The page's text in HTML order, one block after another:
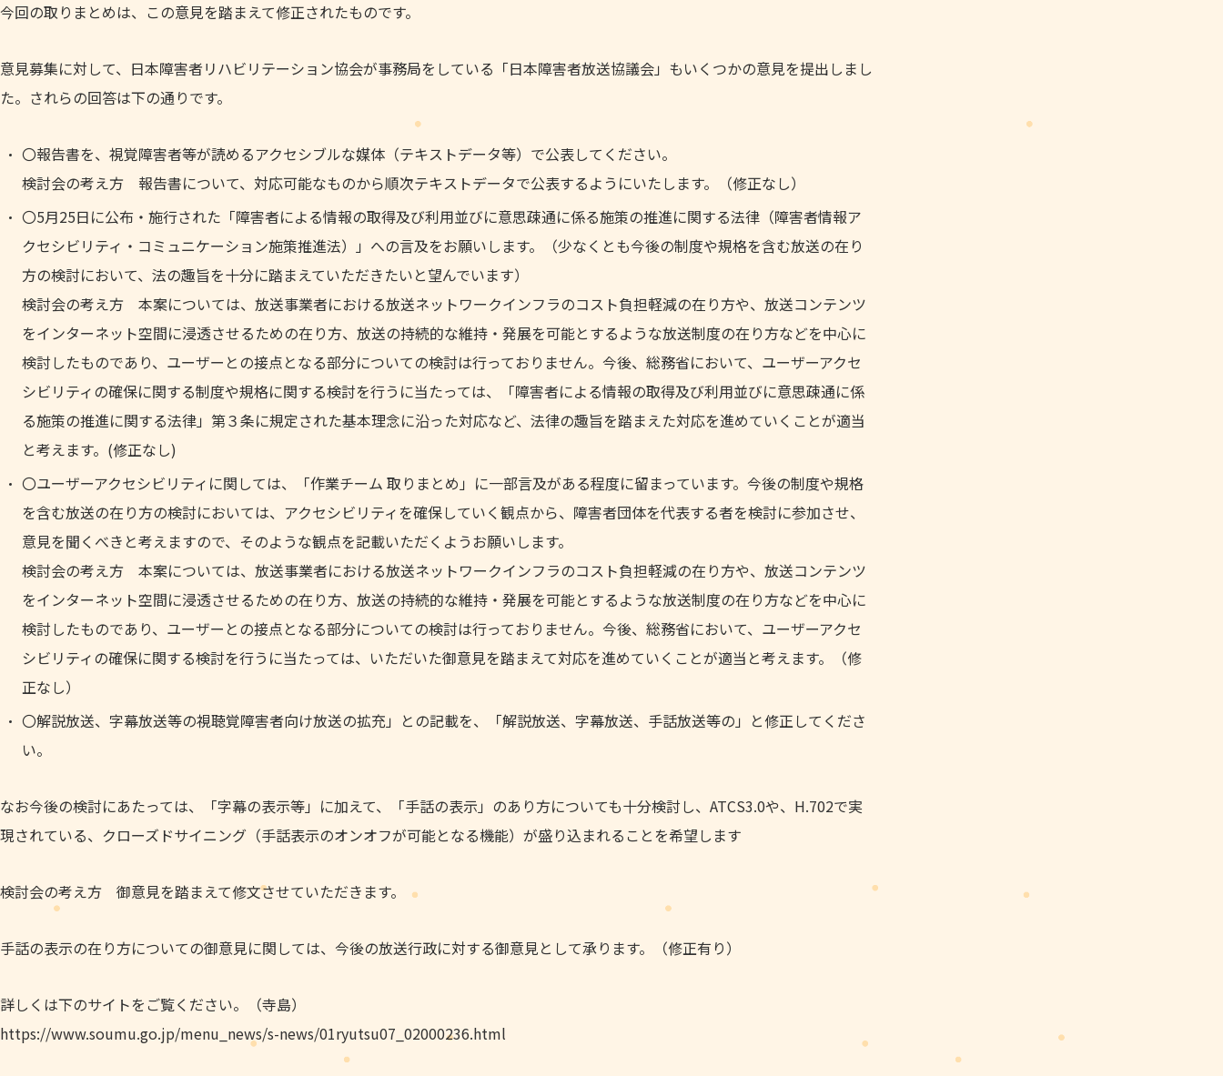
今回の取りまとめは、この意見を踏まえて修正されたものです。
意見募集に対して、日本障害者リハビリテーション協会が事務局をしている「日本障害者放送協議会」もいくつかの意見を提出しまし
た。されらの回答は下の通りです。
〇報告書を、視覚障害者等が読めるアクセシブルな媒体（テキストデータ等）で公表してください。
検討会の考え方 報告書について、対応可能なものから順次テキストデータで公表するようにいたします。（修正なし）
〇5月25日に公布・施行された「障害者による情報の取得及び利用並びに意思疎通に係る施策の推進に関する法律（障害者情報ア
クセシビリティ・コミュニケーション施策推進法）」への言及をお願いします。（少なくとも今後の制度や規格を含む放送の在り
方の検討において、法の趣旨を十分に踏まえていただきたいと望んでいます）
検討会の考え方 本案については、放送事業者における放送ネットワークインフラのコスト負担軽減の在り方や、放送コンテンツ
をインターネット空間に浸透させるための在り方、放送の持続的な維持・発展を可能とするような放送制度の在り方などを中心に
検討したものであり、ユーザーとの接点となる部分についての検討は行っておりません。今後、総務省において、ユーザーアクセ
シビリティの確保に関する制度や規格に関する検討を行うに当たっては、「障害者による情報の取得及び利用並びに意思疎通に係
る施策の推進に関する法律」第３条に規定された基本理念に沿った対応など、法律の趣旨を踏まえた対応を進めていくことが適当
と考えます。(修正なし)
〇ユーザーアクセシビリティに関しては、「作業チーム 取りまとめ」に一部言及がある程度に留まっています。今後の制度や規格
を含む放送の在り方の検討においては、アクセシビリティを確保していく観点から、障害者団体を代表する者を検討に参加させ、
意見を聞くべきと考えますので、そのような観点を記載いただくようお願いします。
検討会の考え方 本案については、放送事業者における放送ネットワークインフラのコスト負担軽減の在り方や、放送コンテンツ
をインターネット空間に浸透させるための在り方、放送の持続的な維持・発展を可能とするような放送制度の在り方などを中心に
検討したものであり、ユーザーとの接点となる部分についての検討は行っておりません。今後、総務省において、ユーザーアクセ
シビリティの確保に関する検討を行うに当たっては、いただいた御意見を踏まえて対応を進めていくことが適当と考えます。（修
正なし）
〇解説放送、字幕放送等の視聴覚障害者向け放送の拡充」との記載を、「解説放送、字幕放送、手話放送等の」と修正してくださ
い。
なお今後の検討にあたっては、「字幕の表示等」に加えて、「手話の表示」のあり方についても十分検討し、ATCS3.0や、H.702で実
現されている、クローズドサイニング（手話表示のオンオフが可能となる機能）が盛り込まれることを希望します
検討会の考え方 御意見を踏まえて修文させていただきます。
手話の表示の在り方についての御意見に関しては、今後の放送行政に対する御意見として承ります。（修正有り）
詳しくは下のサイトをご覧ください。（寺島）
https://www.soumu.go.jp/menu_news/s-news/01ryutsu07_02000236.html